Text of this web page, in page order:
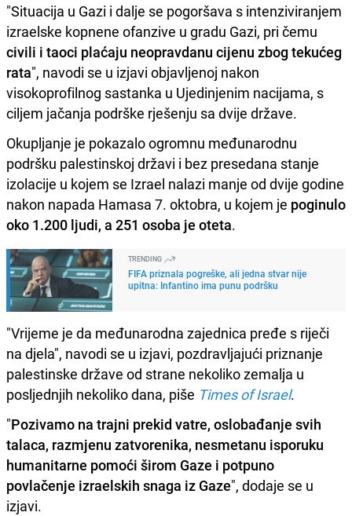
"Situacija u Gazi i dalje se pogoršava s intenziviranjem
izraelske kopnene ofanzive u gradu Gazi, pri čemu
civili i taoci plaćaju neopravdanu cijenu zbog tekućeg
rata", navodi se u izjavi objavljenoj nakon
visokoprofilnog sastanka u Ujedinjenim nacijama, s
ciljem jačanja podrške rješenju sa dvije države.
Okupljanje je pokazalo ogromnu međunarodnu
podršku palestinskoj državi i bez presedana stanje
izolacije u kojem se Izrael nalazi manje od dvije godine
nakon napada Hamasa 7. oktobra, u kojem je poginulo
oko 1.200 ljudi, a 251 osoba je oteta.
TRENDING
FIFA priznala pogreške, ali jedna stvar nije
upitna: Infantino ima punu podršku
"Vrijeme je da međunarodna zajednica pređe s riječi
na djela", navodi se u izjavi, pozdravljajući priznanje
palestinske države od strane nekoliko zemalja u
posljednjih nekoliko dana, piše Times of Israel.
"Pozivamo na trajni prekid vatre, oslobađanje svih
talaca, razmjenu zatvorenika, nesmetanu isporuku
humanitarne pomoći širom Gaze i potpuno
povlačenje izraelskih snaga iz Gaze", dodaje se u
izjavi.